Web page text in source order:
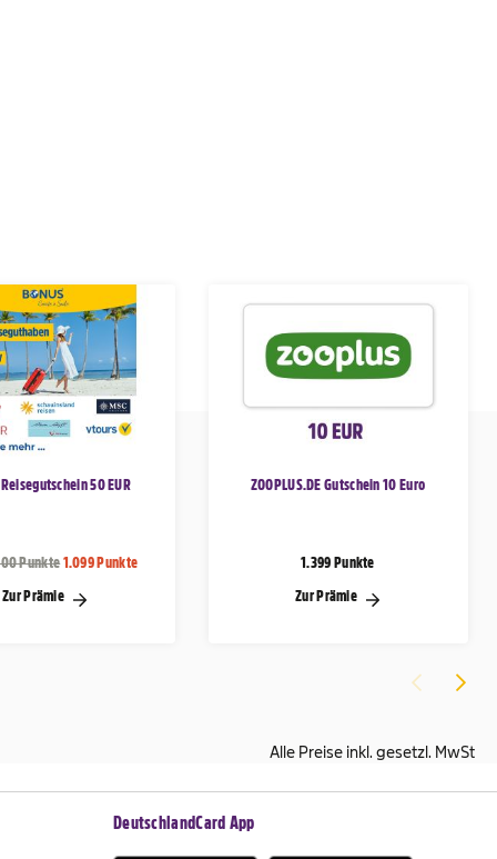
Reisegutschein 50 EUR
Punkte1.099 Punkte
Zur Prämie
ZOOPLUS.DE Gutschein 10 Euro
1.399 Punkte
Zur Prämie
Alle Preise inkl. gesetzl. MwSt
DeutschlandCard App